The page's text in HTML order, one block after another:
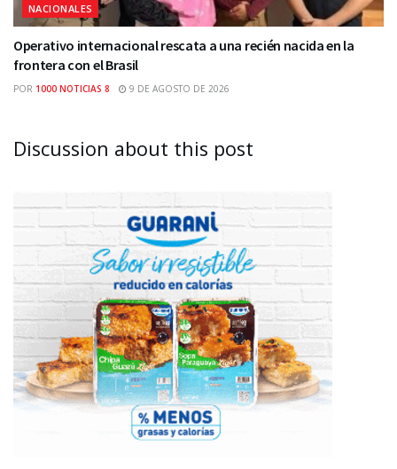
NACIONALES
Operativo internacional rescata a una recién nacida en la
frontera con el Brasil
POR 1000 NOTICIAS 8 9 DE AGOSTO DE 2026
Discussion about this post